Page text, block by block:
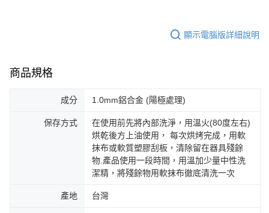
顯示電腦版詳細說明
商品規格
成分 1.0mm鋁合金 (陽極處理)
保存方式
在使用前先將內部洗淨，用溫火(80度左右)
烘乾後方上油使用， 每次烘烤完成，用軟
抹布或軟質塑膠刮板，清除留在器具殘餘
物.產品使用一段時間，用溫加少量中性洗
潔精，將殘餘物用軟抹布徹底清洗一次
產地 台灣